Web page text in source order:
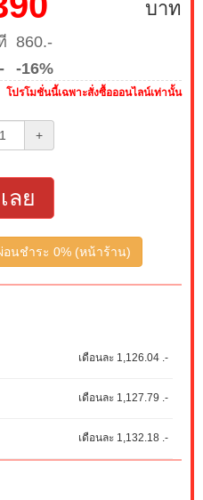
บาท
860.-
-16%
โปรโมชั่นนี้เฉพาะสั่งซื้อออนไลน์เท่านั้น
+
ลย
อนชำระ 0% (หน้าร้าน)
เดือนละ 1,126.04 .-
เดือนละ 1,127.79 .-
เดือนละ 1,132.18 .-